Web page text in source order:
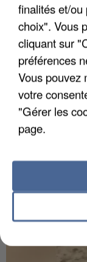
6 août 2026
Gabriel Attal
ingérences...
Sollicité,
commun"
finalités et/
choix". Vous
cliquant sur
préférences
Vous pouvez
votre
"Gérer les
page.